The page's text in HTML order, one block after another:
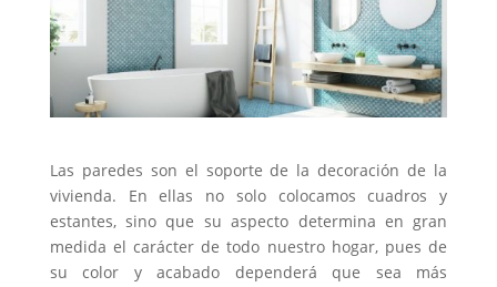
Las paredes son el soporte de la decoración de la
vivienda. En ellas no solo colocamos cuadros y
estantes, sino que su aspecto determina en gran
medida el carácter de todo nuestro hogar, pues de
su color y acabado dependerá que sea más